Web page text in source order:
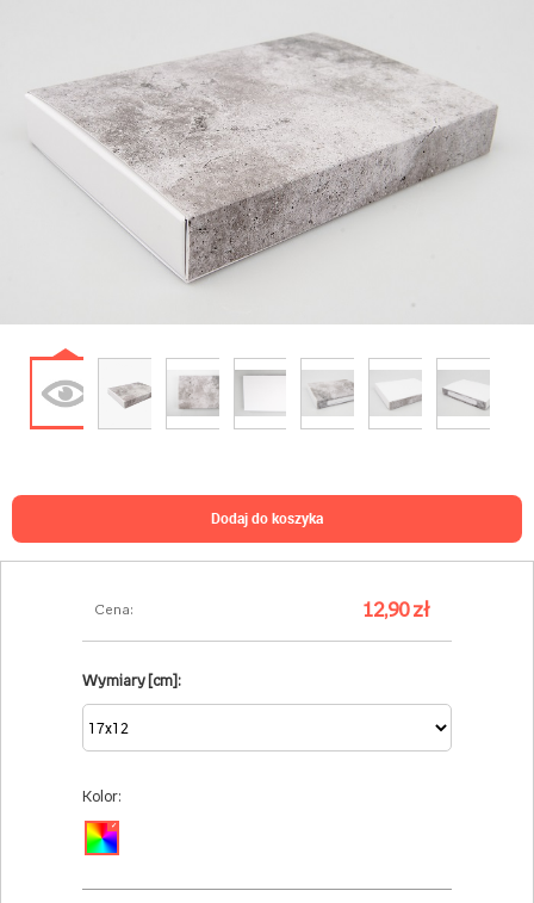
Cena: 12,90 zł
Wymiary [cm]:
Kolor:
✓
dodaj do koszyka